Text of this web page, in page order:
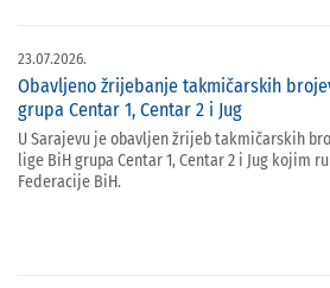
23.07.2026.
Obavljeno žrijebanje takmičarskih
grupa Centar 1, Centar 2 i Jug
U Sarajevu je obavljen žrijeb takmičarskih
lige BiH grupa Centar 1, Centar 2 i Jug kojim
Federacije BiH.